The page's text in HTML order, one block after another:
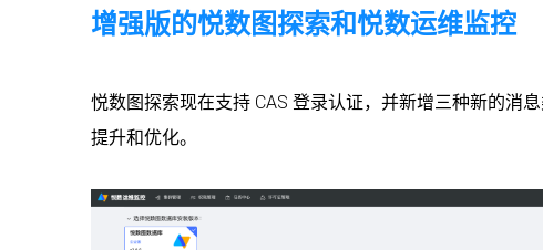
增强版的悦数图探索和悦数运维监控
悦数图探索现在支持 CAS 登录认证，并新增三种新的消
提升和优化。